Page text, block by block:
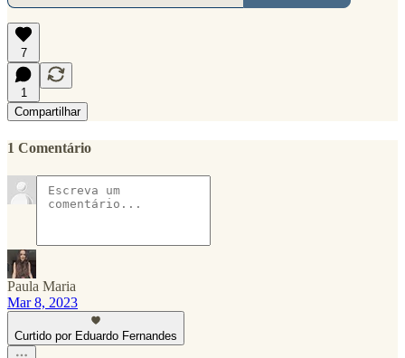
7
1
Compartilhar
1 Comentário
Paula Maria
Mar 8, 2023
Curtido por Eduardo Fernandes